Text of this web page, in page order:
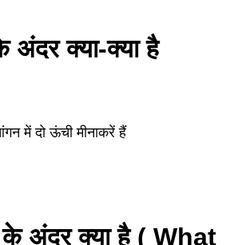
अंदर क्या-क्या है
में दो ऊंची मीनाकरें हैं
अंदर क्या है ( What